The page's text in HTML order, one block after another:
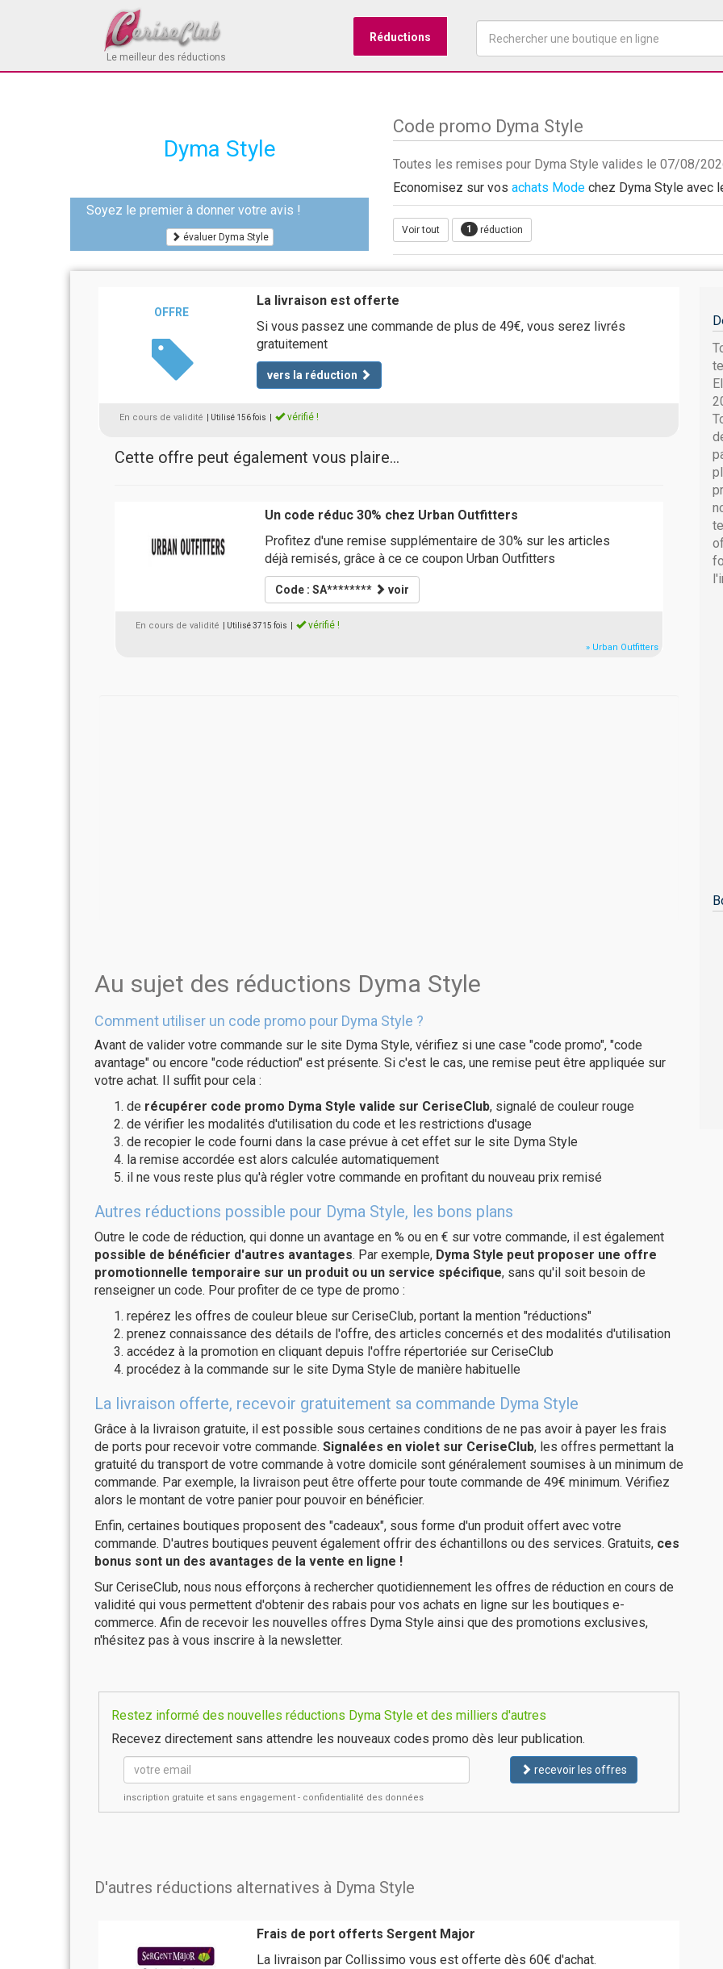
Le meilleur des réductions
Réductions
Dyma Style
Soyez le premier à donner votre avis !
évaluer Dyma Style
Code promo Dyma Style
Toutes les remises pour Dyma Style valides le 07/08/
Economisez sur vos achats Mode chez Dyma Style avec
Voir tout 1 réduction
OFFRE
La livraison est offerte
Si vous passez une commande de plus de 49€, vous serez livrés
gratuitement
vers la réduction
En cours de validité | Utilisé 156 fois vérifié !
Cette offre peut également vous plaire...
Un code réduc 30% chez Urban Outfitters
Profitez d'une remise supplémentaire de 30% sur les articles
déjà remisés, grâce à ce ce coupon Urban Outfitters
Code : SA******** voir
En cours de validité | Utilisé 3715 fois vérifié !
» Urban Outfitters
Au sujet des réductions Dyma Style
Comment utiliser un code promo pour Dyma Style ?
Avant de valider votre commande sur le site Dyma Style, vérifiez si une case "code promo", "code
avantage" ou encore "code réduction" est présente. Si c'est le cas, une remise peut être appliquée sur
votre achat. Il suffit pour cela :
de récupérer code promo Dyma Style valide sur CeriseClub, signalé de couleur rouge
de vérifier les modalités d'utilisation du code et les restrictions d'usage
de recopier le code fourni dans la case prévue à cet effet sur le site Dyma Style
la remise accordée est alors calculée automatiquement
il ne vous reste plus qu'à régler votre commande en profitant du nouveau prix remisé
Autres réductions possible pour Dyma Style, les bons plans
Outre le code de réduction, qui donne un avantage en % ou en € sur votre commande, il est également
possible de bénéficier d'autres avantages. Par exemple, Dyma Style peut proposer une offre
promotionnelle temporaire sur un produit ou un service spécifique, sans qu'il soit besoin de
renseigner un code. Pour profiter de ce type de promo :
repérez les offres de couleur bleue sur CeriseClub, portant la mention "réductions"
prenez connaissance des détails de l'offre, des articles concernés et des modalités d'utilisation
accédez à la promotion en cliquant depuis l'offre répertoriée sur CeriseClub
procédez à la commande sur le site Dyma Style de manière habituelle
La livraison offerte, recevoir gratuitement sa commande Dyma Style
Grâce à la livraison gratuite, il est possible sous certaines conditions de ne pas avoir à payer les frais
de ports pour recevoir votre commande. Signalées en violet sur CeriseClub, les offres permettant la
gratuité du transport de votre commande à votre domicile sont généralement soumises à un minimum de
commande. Par exemple, la livraison peut être offerte pour toute commande de 49€ minimum. Vérifiez
alors le montant de votre panier pour pouvoir en bénéficier.
Enfin, certaines boutiques proposent des "cadeaux", sous forme d'un produit offert avec votre
commande. D'autres boutiques peuvent également offrir des échantillons ou des services. Gratuits, ces
bonus sont un des avantages de la vente en ligne !
Sur CeriseClub, nous nous efforçons à rechercher quotidiennement les offres de réduction en cours de
validité qui vous permettent d'obtenir des rabais pour vos achats en ligne sur les boutiques e-
commerce. Afin de recevoir les nouvelles offres Dyma Style ainsi que des promotions exclusives,
n'hésitez pas à vous inscrire à la newsletter.
Restez informé des nouvelles réductions Dyma Style et des milliers d'autres
Recevez directement sans attendre les nouveaux codes promo dès leur publication.
recevoir les offres
inscription gratuite et sans engagement - confidentialité des données
D'autres réductions alternatives à Dyma Style
Frais de port offerts Sergent Major
La livraison par Collissimo vous est offerte dès 60€ d'achat.